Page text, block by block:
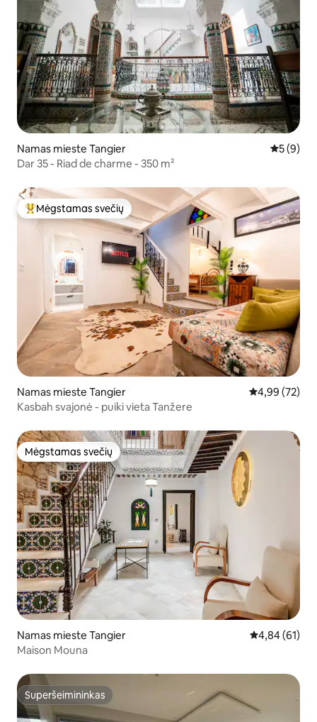
Namas mieste Tangier Vidutinis
5 (9)
Dar 35 - Riad de charme - 350 m²
Svečių mėgstamiausias
Mėgstamas svečių
Namas mieste Tangier Vidutinis
4,99 (72)
Kasbah svajonė - puiki vieta Tanžere
Mėgstamas svečių
Mėgstamas svečių
Namas mieste Tangier Vidutinis
4,84 (61)
Maison Mouna
Superšeimininkas
Superšeimininkas